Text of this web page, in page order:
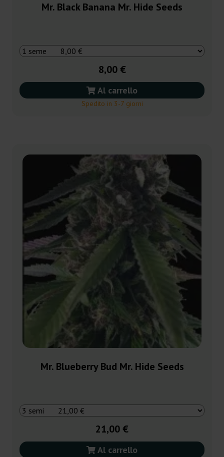
Mr. Black Banana Mr. Hide Seeds
8,00 €
Al carrello
Spedito in 3-7 giorni
Mr. Blueberry Bud Mr. Hide Seeds
21,00 €
Al carrello